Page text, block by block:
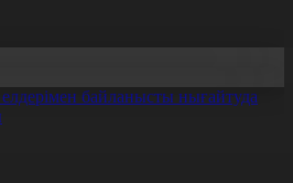
байланысты нығайтуда